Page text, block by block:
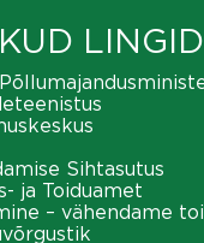
LINGID
Sihtasutus
ja Toiduamet
– vähendame